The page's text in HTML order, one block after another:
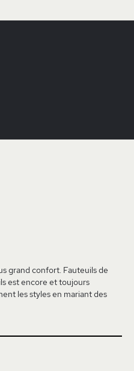
grand confort. Fauteuils de
est encore et toujours
les styles en mariant des